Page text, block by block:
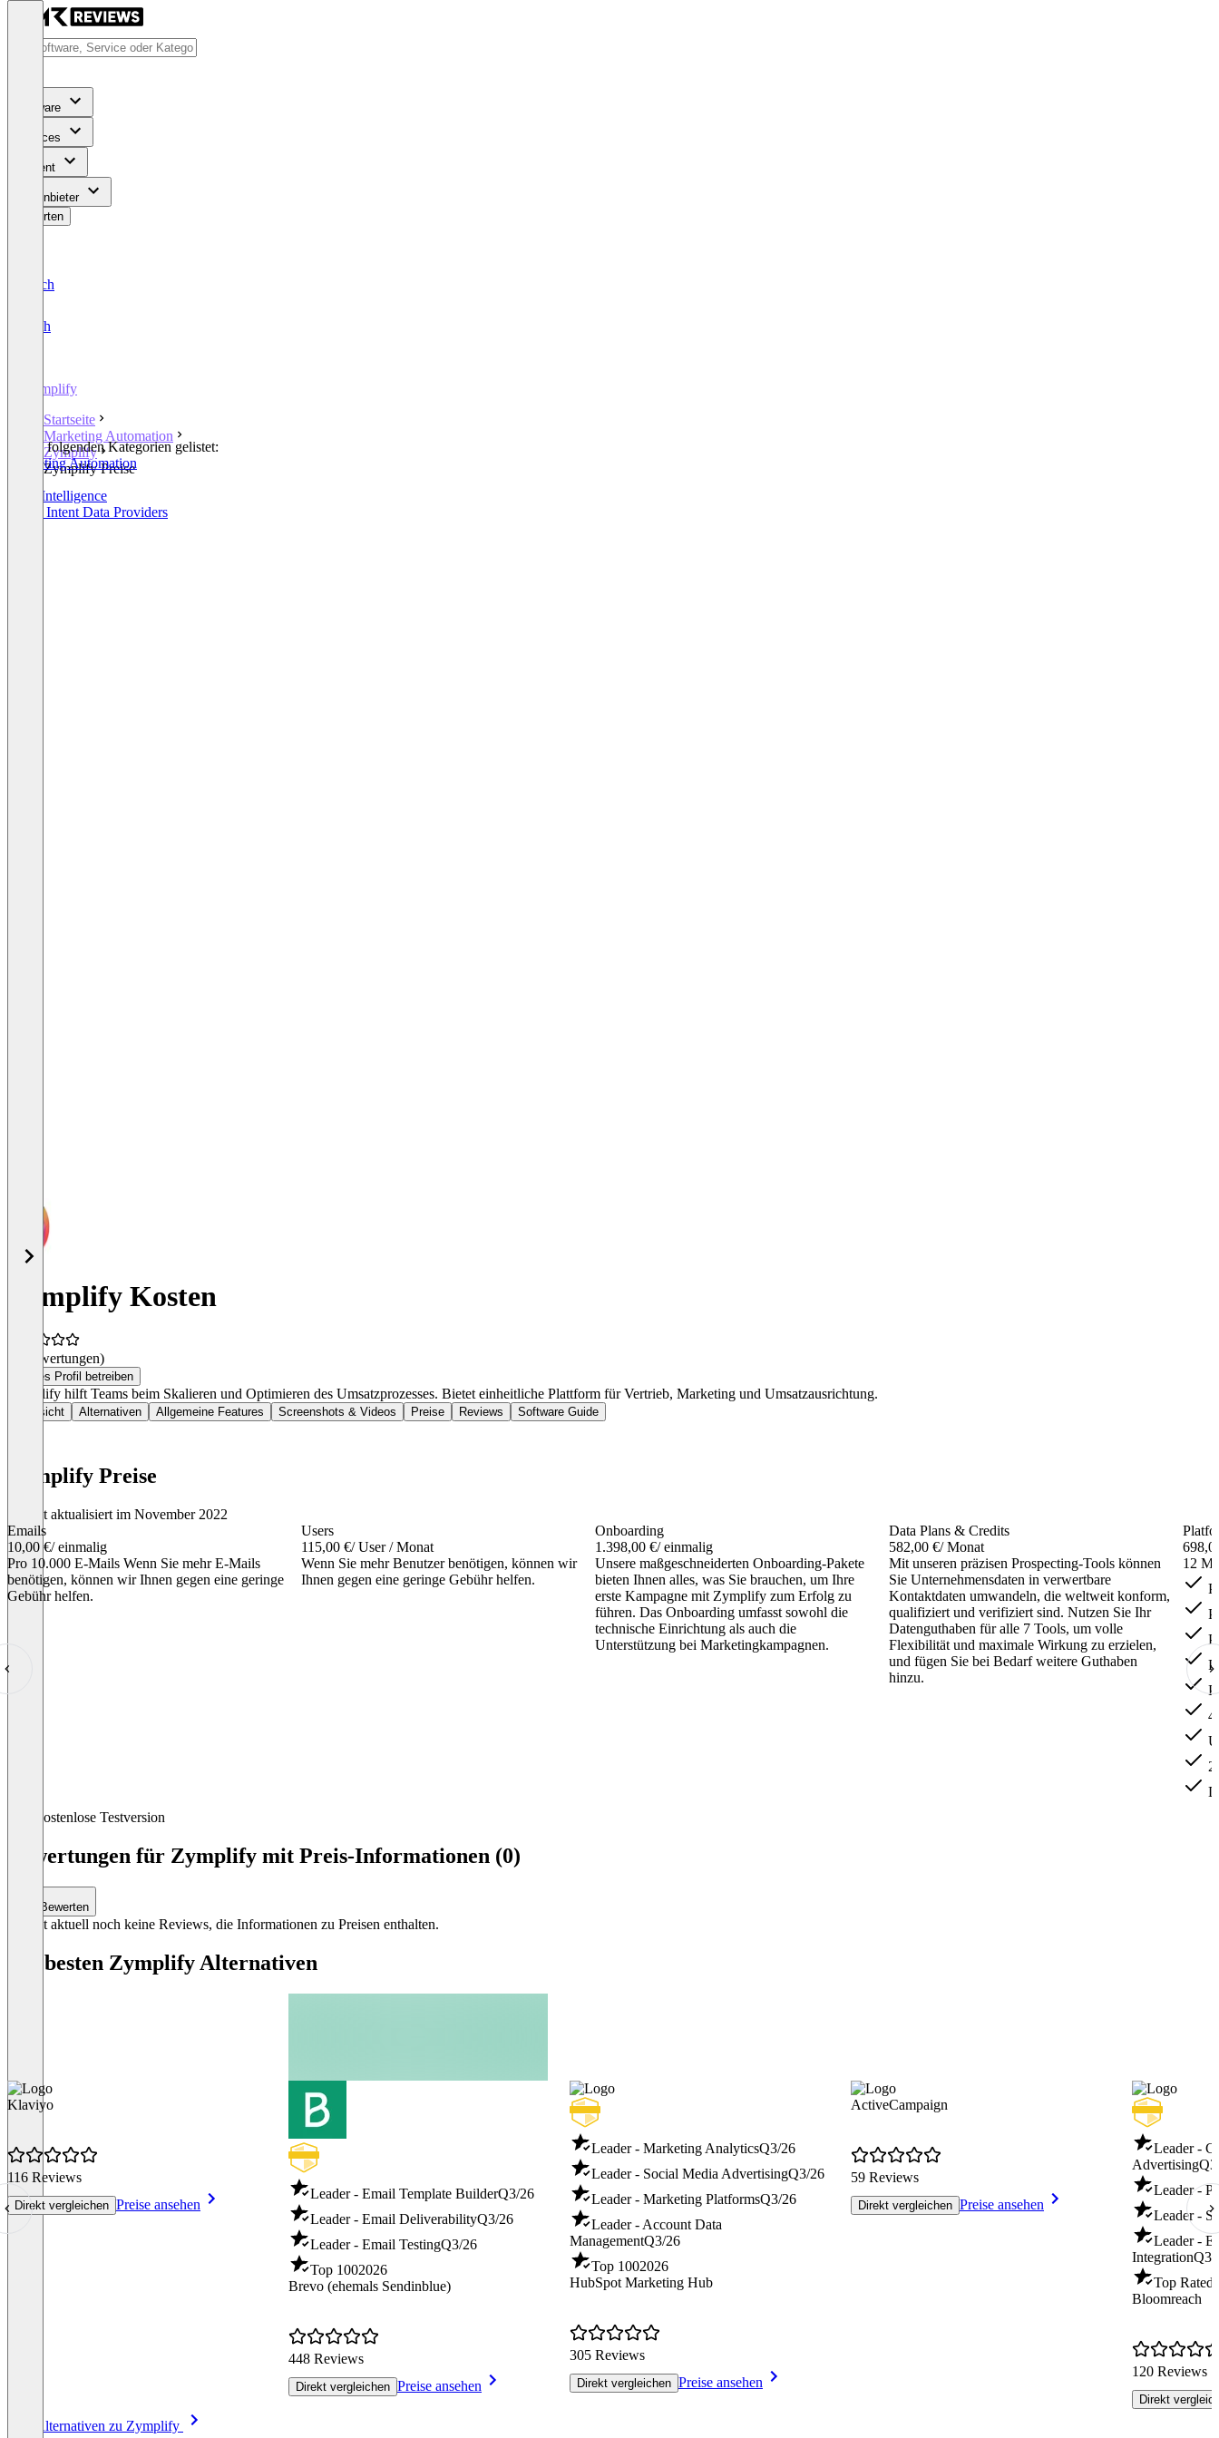
Software
Services
Content
Für Anbieter
Bewerten
Deutsch
English
Zymplify
Startseite
Marketing Automation
Zymplify
Zymplify Preise
In den folgenden Kategorien gelistet:
Marketing Automation
Sales Intelligence
Buyer Intent Data Providers
Zymplify Kosten
(0 Bewertungen)
Dieses Profil betreiben
Zymplify hilft Teams beim Skalieren und Optimieren des Umsatzprozesses. Bietet einheitliche Plattform für Vertrieb, Marketing und Umsatzausrichtung.
Übersicht Alternativen Allgemeine Features Screenshots & Videos Preise Reviews Software Guide
Zymplify Preise
Zuletzt aktualisiert im November 2022
Emails
10,00 €/ einmalig
Pro 10.000 E-Mails Wenn Sie mehr E-Mails
benötigen, können wir Ihnen gegen eine geringe
Gebühr helfen.
Users
115,00 €/ User / Monat
Wenn Sie mehr Benutzer benötigen, können wir
Ihnen gegen eine geringe Gebühr helfen.
Onboarding
1.398,00 €/ einmalig
Unsere maßgeschneiderten Onboarding-Pakete
bieten Ihnen alles, was Sie brauchen, um Ihre
erste Kampagne mit Zymplify zum Erfolg zu
führen. Das Onboarding umfasst sowohl die
technische Einrichtung als auch die
Unterstützung bei Marketingkampagnen.
Data Plans & Credits
582,00 €/ Monat
Mit unseren präzisen Prospecting-Tools können
Sie Unternehmensdaten in verwertbare
Kontaktdaten umwandeln, die weltweit konform,
qualifiziert und verifiziert sind. Nutzen Sie Ihr
Datenguthaben für alle 7 Tools, um volle
Flexibilität und maximale Wirkung zu erzielen,
und fügen Sie bei Bedarf weitere Guthaben
hinzu.
12
4
Kostenlose Testversion
Bewertungen für Zymplify mit Preis-Informationen (0)
Bewerten
Es gibt aktuell noch keine Reviews, die Informationen zu Preisen enthalten.
Die besten Zymplify Alternativen
Klaviyo
116 Reviews
Direkt vergleichen Preise ansehen
Leader - Email Template BuilderQ3/26
Leader - Email DeliverabilityQ3/26
Leader - Email TestingQ3/26
Top 1002026
Brevo (ehemals Sendinblue)
448 Reviews
Direkt vergleichen Preise ansehen
Leader - Marketing AnalyticsQ3/26
Leader - Social Media AdvertisingQ3/26
Leader - Marketing PlatformsQ3/26
Leader - Account Data
ManagementQ3/26
Top 1002026
HubSpot Marketing Hub
305 Reviews
Direkt vergleichen Preise ansehen
ActiveCampaign
59 Reviews
Direkt vergleichen Preise ansehen
Leader -
Advertising
Leader -
Leader -
Leader -
IntegrationQ3/
Top Rated
Bloomreach
120 Reviews
Direkt
Alle Alternativen zu Zymplify